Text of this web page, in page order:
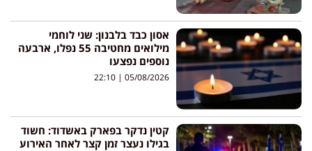
אסון כבד בלבנון: שני לוחמי
מילואים מחטיבה 55 נפלו, ארבעה
נוספים נפצעו
05/08/2026
קטין נדקר בפארק באשדוד: חשוד
בגילו נעצר זמן קצר לאחר האירוע